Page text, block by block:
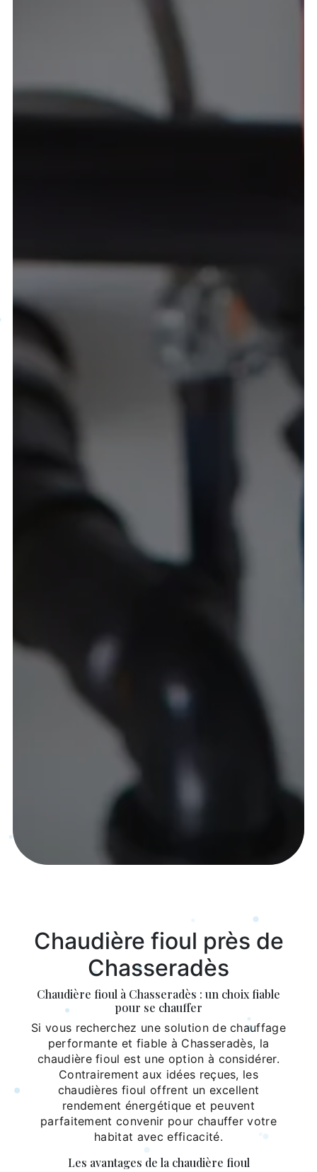
Chaudière fioul près de
Chasseradès
Chaudière fioul à Chasseradès : un choix fiable
pour se chauffer
Si vous recherchez une solution de chauffage
performante et fiable à Chasseradès, la
chaudière fioul est une option à considérer.
Contrairement aux idées reçues, les
chaudières fioul offrent un excellent
rendement énergétique et peuvent
parfaitement convenir pour chauffer votre
habitat avec efficacité.
Les avantages de la chaudière fioul